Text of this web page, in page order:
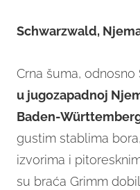
Schwarzwald,
Crna šuma,
u jugozapadnoj
Baden-
gustim stablima
izvorima i
su braća Grimm